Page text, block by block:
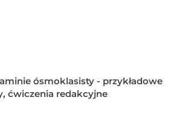
ósmoklasisty - przykładowe
ćwiczenia redakcyjne